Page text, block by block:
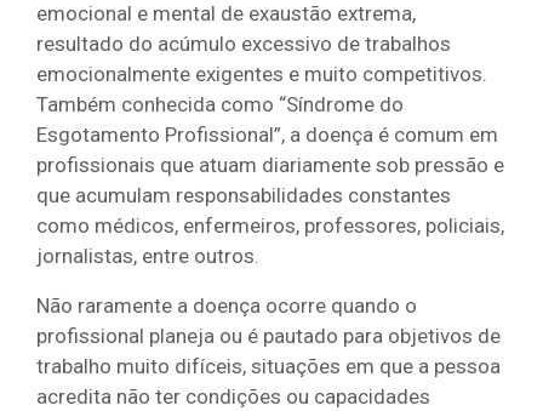
emocional e mental de exaustão extrema,
resultado do acúmulo excessivo de trabalhos
emocionalmente exigentes e muito competitivos.
Também conhecida como “Síndrome do
Esgotamento Profissional”, a doença é comum em
profissionais que atuam diariamente sob pressão e
que acumulam responsabilidades constantes
como médicos, enfermeiros, professores, policiais,
jornalistas, entre outros.
Não raramente a doença ocorre quando o
profissional planeja ou é pautado para objetivos de
trabalho muito difíceis, situações em que a pessoa
acredita não ter condições ou capacidades